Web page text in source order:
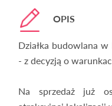
OPIS
Działka budowlana
- z decyzją o
Na sprzedaż już